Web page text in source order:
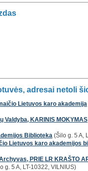
adresai netoli
Lietuvos karo akademija
Valdyba, KARINIS MOKYMAS
Biblioteka (Šilo g. 5 A,
Lietuvos karo akademijos
PRIE LR KRAŠTO
g. 5 A, LT-10322, VILNIUS)